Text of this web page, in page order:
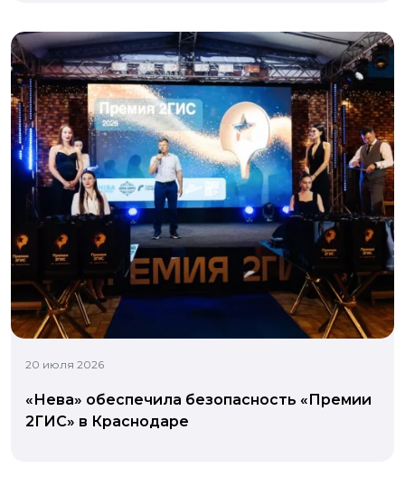
20 июля 2026
«Нева» обеспечила безопасность «Премии
2ГИС» в Краснодаре